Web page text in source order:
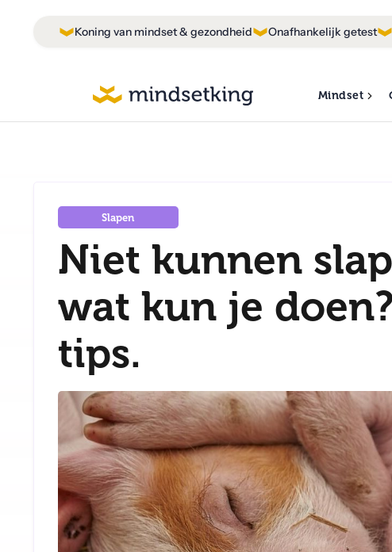
Koning van mindset & gezondheid Onafhankelijk getest
Mindset
Slapen
Niet kunnen
wat kun je
tips.